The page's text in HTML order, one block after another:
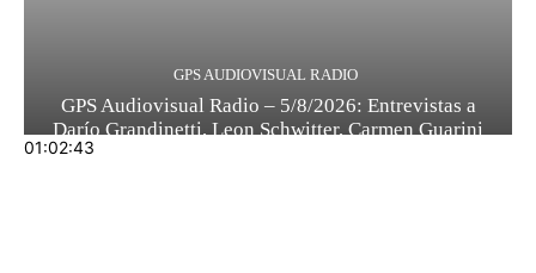
01:02:43
GPS AUDIOVISUAL RADIO
GPS Audiovisual Radio – 5/8/2026: Entrevistas a
Darío Grandinetti, Leon Schwitter, Carmen Guarini